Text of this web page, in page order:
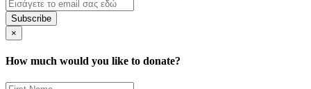
×
How much would you like to donate?